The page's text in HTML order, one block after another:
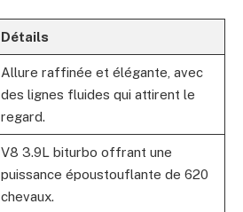
Détails
Allure raffinée et élégante, avec
des lignes fluides qui attirent le
regard.
V8 3.9L biturbo offrant une
puissance époustouflante de 620
chevaux.